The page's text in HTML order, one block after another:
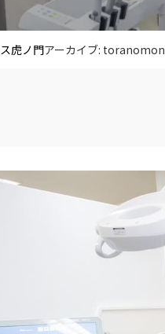
虎ノ門アーカイブ: toranomon